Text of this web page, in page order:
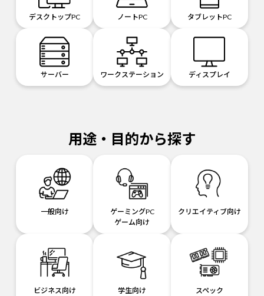
デスクトップPC ノートPC タブレットPC
サーバー ワークステーション ディスプレイ
用途・目的から探す
一般向け
ゲーミングPC
ゲーム向け
クリエイティブ向け
ビジネス向け 学生向け
スペック